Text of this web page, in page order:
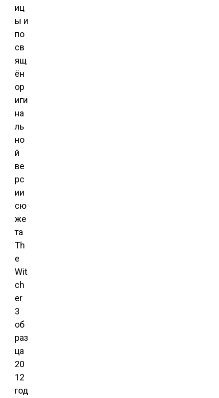
иц
ы и
по
св
ящ
ён
ор
иги
на
ль
но
й
ве
рс
ии
сю
же
та
Th
e
Wit
ch
er
3
об
раз
ца
20
12
год